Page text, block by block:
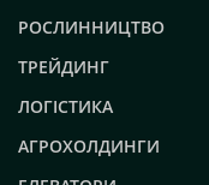
РОСЛИННИЦТВО
ТРЕЙДИНГ
ЛОГІСТИКА
АГРОХОЛДИНГИ